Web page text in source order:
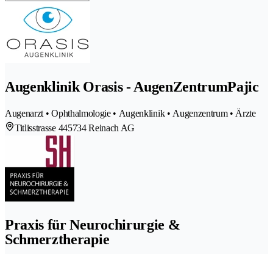
Augenklinik Orasis - AugenZentrumPajic
Augenarzt • Ophthalmologie • Augenklinik • Augenzentrum • Ärzte
Titlisstrasse 445734 Reinach AG
Praxis für Neurochirurgie &
Schmerztherapie